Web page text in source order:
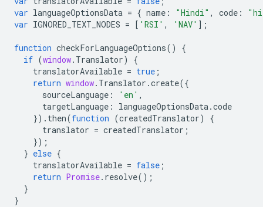
var languageOptionsData = { name : "Hindi" , code :
var IGNORED_TEXT_NODES = [ 'RSI' , 'NAV' ];
function checkForLanguageOptions()
{
if (window. Translator)
{
translatorAvailable = true ;
return window. Translator .create({
sourceLanguage : 'en' ,
targetLanguage : languageOptionsData.code
}). then(function (createdTranslator)
{
translator = createdTranslator ;
});
} else {
translatorAvailable = false ;
return Promise. resolve();
}
}